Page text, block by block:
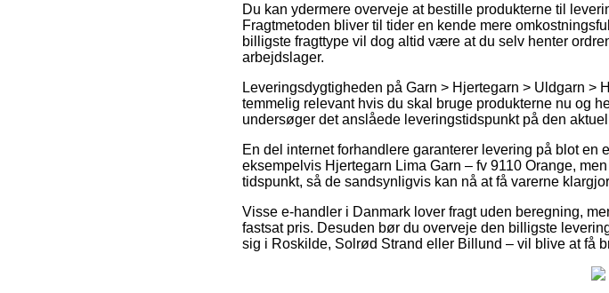
Du kan ydermere overveje at bestille produkterne til
Fragtmetoden bliver til tider en kende mere
billigste fragttype vil dog altid være at du selv henter
arbejdslager.
Leveringsdygtigheden på Garn > Hjertegarn > Uldgarn
temmelig relevant hvis du skal bruge produkterne nu og
undersøger det anslåede leveringstidspunkt på den
En del internet forhandlere garanterer levering på blot en
eksempelvis Hjertegarn Lima Garn – fv 9110 Orange,
tidspunkt, så de sandsynligvis kan nå at få varerne
Visse e-handler i Danmark lover fragt uden beregning,
fastsat pris. Desuden bør du overveje den billigste
sig i Roskilde, Solrød Strand eller Billund – vil blive at få